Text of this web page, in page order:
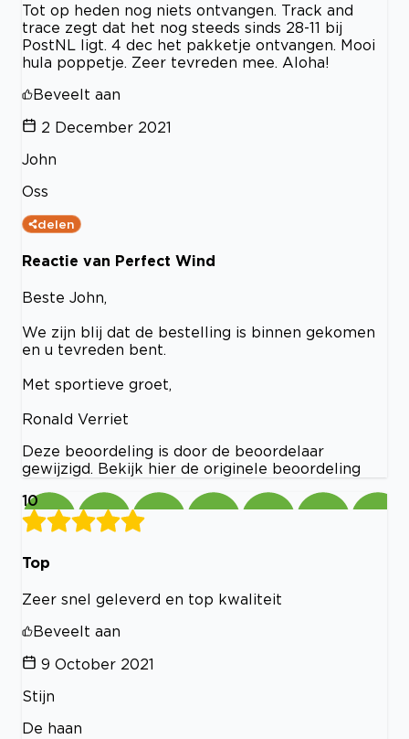
Tot op heden nog niets ontvangen. Track and
trace zegt dat het nog steeds sinds 28-11 bij
PostNL ligt. 4 dec het pakketje ontvangen. Mooi
hula poppetje. Zeer tevreden mee. Aloha!
Beveelt aan
2 December 2021
John
Oss
delen
Reactie van Perfect Wind
Beste John,
We zijn blij dat de bestelling is binnen gekomen
en u tevreden bent.
Met sportieve groet,
Ronald Verriet
Deze beoordeling is door de beoordelaar
gewijzigd. Bekijk hier de originele beoordeling
10
Top
Zeer snel geleverd en top kwaliteit
Beveelt aan
9 October 2021
Stijn
De haan